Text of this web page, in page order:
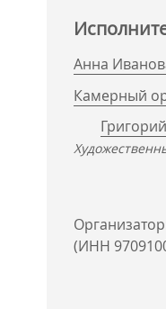
Анна
Камерный
(ИНН